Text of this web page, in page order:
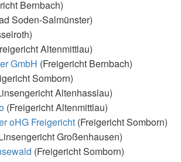
Bernbach)
Soden-Salmünster)
Altenmittlau)
GmbH (Freigericht Bernbach)
Somborn)
Altenhasslau)
(Freigericht Altenmittlau)
oHG Freigericht (Freigericht Somborn)
Großenhausen)
(Freigericht Somborn)